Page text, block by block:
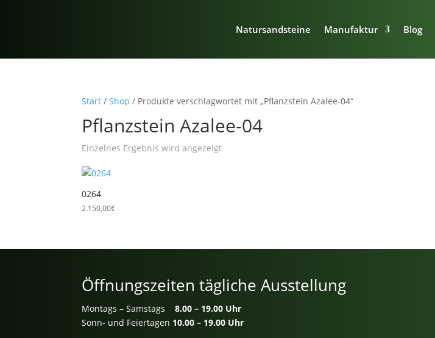
Natursandsteine Manufaktur Blog
Start /Shop / Produkte verschlagwortet mit „Pflanzstein Azalee-04“
Pflanzstein Azalee-04
Einzelnes Ergebnis wird angezeigt
0264
2.150,00€
Öffnungszeiten tägliche Ausstellung
Montags – Samstags8.00 – 19.00 Uhr
Sonn- und Feiertagen 10.00 – 19.00 Uhr